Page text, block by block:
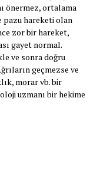
önermez, ortalama
pazu hareketi olan
zor bir hareket,
gayet normal.
ve sonra doğru
geçmezse ve
morar vb. bir
uzmanı bir hekime